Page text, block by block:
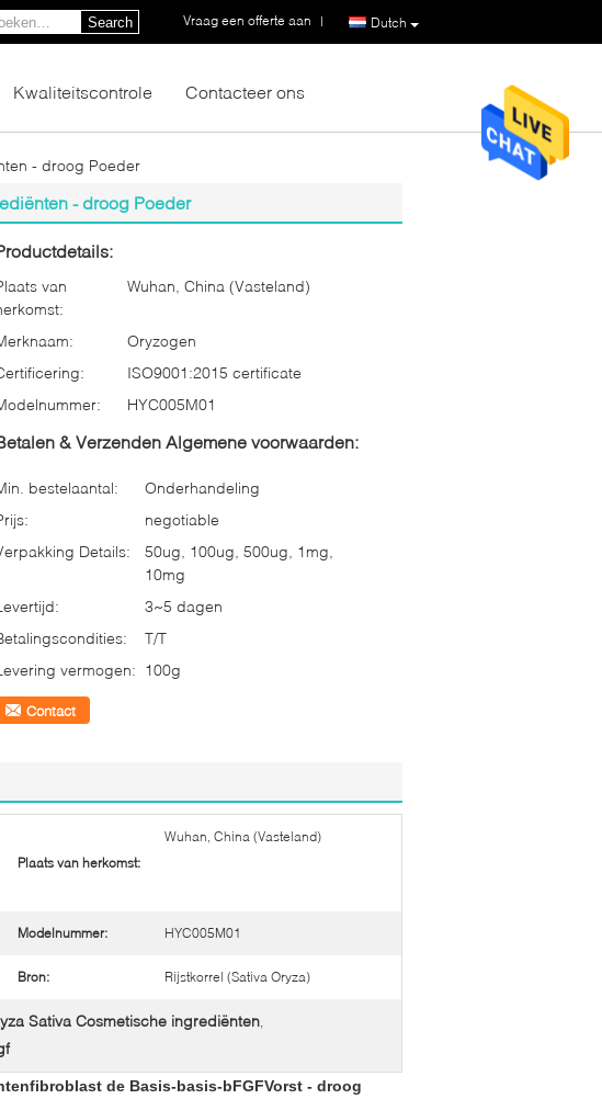
Dutch
Vraag een offerte aan |
Search
Kwaliteitscontrole Contacteer ons
- droog Poeder
- droog Poeder
van
Wuhan, China (Vasteland)
Oryzogen
ISO9001:2015 certificate
HYC005M01
& Verzenden Algemene voorwaarden:
bestelaantal:
Onderhandeling
negotiable
Details:
50ug, 100ug, 500ug, 1mg,
10mg
3~5 dagen
T/T
vermogen: 100g
Contact
Plaats van herkomst:
Wuhan, China (Vasteland)
Modelnummer: HYC005M01
Bron: Rijstkorrel (Sativa Oryza)
Sativa Cosmetische ingrediënten,
de Basis-basis-bFGFVorst - droog